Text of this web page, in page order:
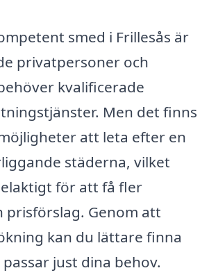
smed i Frillesås är
privatpersoner och
kvalificerade
Men det finns
att leta efter en
städerna, vilket
för att få fler
prisförslag. Genom att
kan du lättare finna
just dina behov.